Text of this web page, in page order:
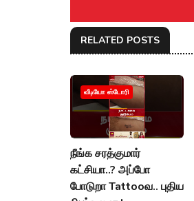
RELATED POSTS
வீடியோ ஸ்டோரி
நீங்க சரத்குமார்
கட்சியா..? அப்போ
போடுறா Tattooவ.. புதிய